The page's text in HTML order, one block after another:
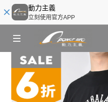
動力主義
立刻使用官方APP